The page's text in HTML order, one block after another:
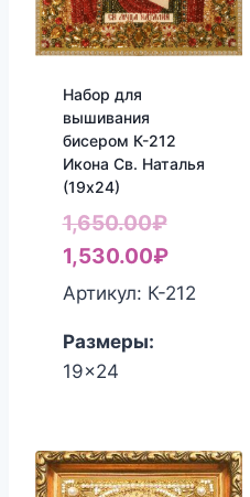
Набор для
вышивания
бисером К-212
Икона Св. Наталья
(19х24)
1,650.00₽
цена
1,530.00₽Текущая
цена:
Артикул: К-212
Размеры:
19x24